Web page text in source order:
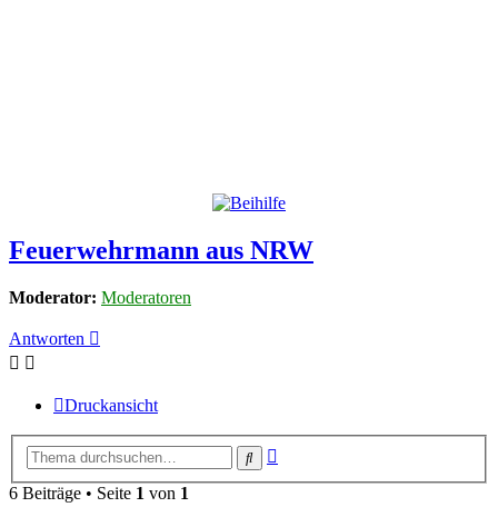
Feuerwehrmann aus NRW
Moderator: Moderatoren
Antworten
Druckansicht
Suche
6 Beiträge • Seite 1 von 1